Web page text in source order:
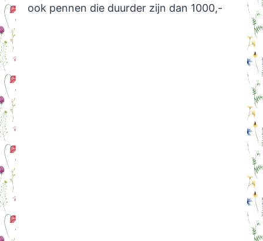
ook pennen die duurder zijn dan 1000,-